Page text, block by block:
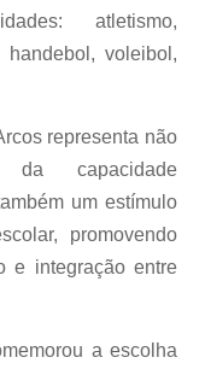
atletismo,
handebol, voleibol,
representa não
da capacidade
um estímulo
promovendo
e integração entre
a escolha